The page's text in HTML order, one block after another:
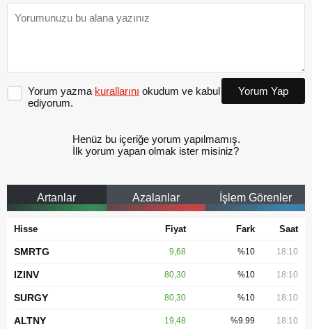
Yorum yazma kurallarını okudum ve kabul
ediyorum.
Yorum Yap
Henüz bu içeriğe yorum yapılmamış.
İlk yorum yapan olmak ister misiniz?
Artanlar Azalanlar İşlem Görenler
Hisse Fiyat Fark Saat
SMRTG 9,68 %10 18:10
IZINV 80,30 %10 18:10
SURGY 80,30 %10 18:10
ALTNY 19,48 %9.99 18:10